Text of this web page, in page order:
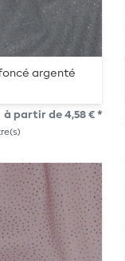
argenté
à partir de 4,58 € *